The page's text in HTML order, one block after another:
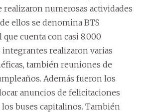
realizaron numerosas actividades
ellos se denomina BTS
que cuenta con casi 8.000
integrantes realizaron varias
también reuniones de
Además fueron los
anuncios de felicitaciones
los buses capitalinos. También